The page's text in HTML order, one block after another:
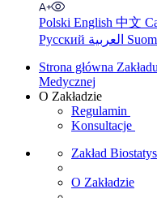
Polski English 中文
Русский
Strona główna
Medycznej
O Zakładzie
Regulamin
Konsultacje
Zakład
O Zakładzie